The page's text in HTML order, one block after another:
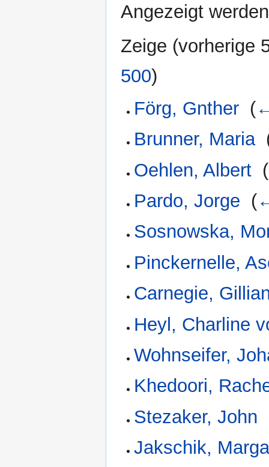
Angezeigt
Zeige (vorherige
500)
Förg, Gnther (
Brunner, Maria‎
Oehlen, Albert (
Pardo, Jorge (
Sosnowska,
Pinckernelle,
Carnegie,
Heyl, Charline
Wohnseifer,
Khedoori,
Stezaker, John
Jakschik,